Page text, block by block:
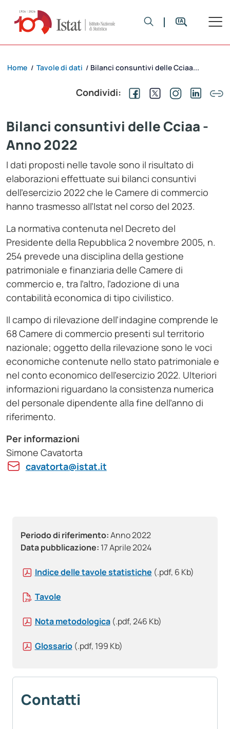
Periodo di riferimento:Anno 2022
Data pubblicazione: 17 Aprile 2024
Indice delle tavole statistiche (.pdf, 6 Kb)
Tavole
Nota metodologica (.pdf, 246 Kb)
Glossario (.pdf, 199 Kb)
Contatti
Home / Tavole di dati / Bilanci consuntivi delle Cciaa...
Condividi:
Bilanci consuntivi delle Cciaa -
Anno 2022
I dati proposti nelle tavole sono il risultato di
elaborazioni effettuate sui bilanci consuntivi
dell’esercizio 2022 che le Camere di commercio
hanno trasmesso all’Istat nel corso del 2023.
La normativa contenuta nel Decreto del
Presidente della Repubblica 2 novembre 2005, n.
254 prevede una disciplina della gestione
patrimoniale e finanziaria delle Camere di
commercio e, tra l’altro, l’adozione di una
contabilità economica di tipo civilistico.
Il campo di rilevazione dell’indagine comprende le
68 Camere di commercio presenti sul territorio
nazionale; oggetto della rilevazione sono le voci
economiche contenute nello stato patrimoniale e
nel conto economico dell’esercizio 2022. Ulteriori
informazioni riguardano la consistenza numerica
del personale dipendente alla fine dell’anno di
riferimento.
Per informazioni
Simone Cavatorta
cavatorta@istat.it